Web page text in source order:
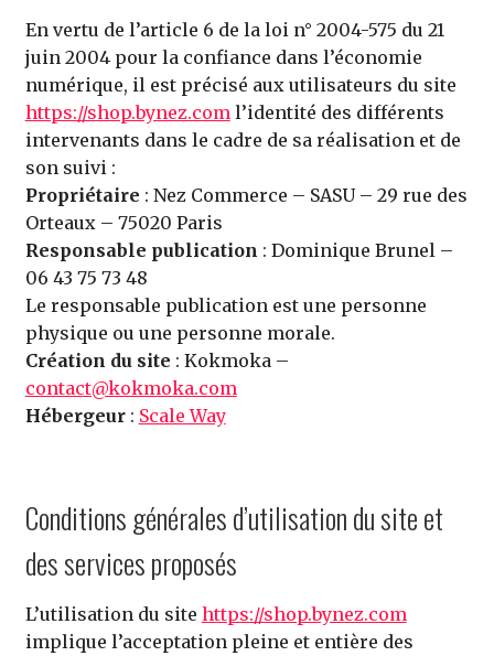
En vertu de l’article 6 de la loi n° 2004-575 du 21
juin 2004 pour la confiance dans l’économie
numérique, il est précisé aux utilisateurs du site
https://shop.bynez.com l’identité des différents
intervenants dans le cadre de sa réalisation et de
son suivi :
Propriétaire : Nez Commerce – SASU – 29 rue des
Orteaux – 75020 Paris
Responsable publication : Dominique Brunel –
06 43 75 73 48
Le responsable publication est une personne
physique ou une personne morale.
Création du site : Kokmoka –
contact@kokmoka.com
Hébergeur: Scale Way
Conditions générales d’utilisation du site et
des services proposés
L’utilisation du site https://shop.bynez.com
implique l’acceptation pleine et entière des